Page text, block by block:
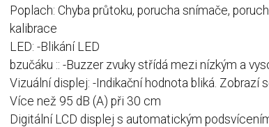
Poplach: Chyba průtoku, porucha snímače,
kalibrace
LED: -Blikání LED
bzučáku :: -Buzzer zvuky střídá mezi nízkým a
Vizuální displej: -Indikační hodnota bliká. Zobrazí
Více než 95 dB (A) při 30 cm
Digitální LCD displej s automatickým